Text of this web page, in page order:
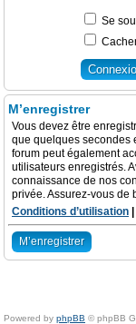
Se
M’enregistrer
Vous devez être
que quelques secondes
forum peut également
utilisateurs enregistrés.
connaissance de nos
privée. Assurez-vous de
Conditions d’utilisation
M’enregistrer
Powered by phpBB © phpBB